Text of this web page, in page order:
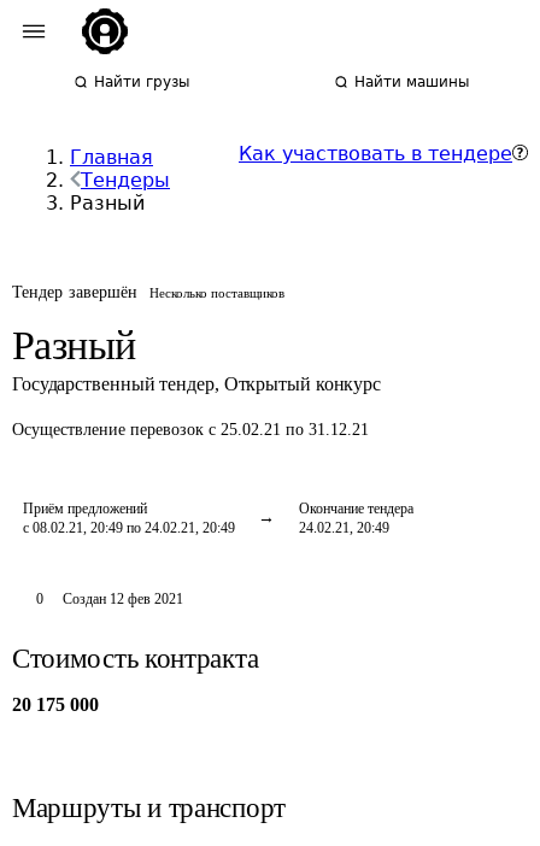
Найти грузы Найти машины
Главная
Тендеры
Разный
Как участвовать в тендере
Тендер завершён Несколько поставщиков
Разный
Государственный тендер, Открытый конкурс
Осуществление перевозок с 25.02.21 по 31.12.21
Приём предложений
с 08.02.21, 20:49 по 24.02.21, 20:49
Окончание тендера
24.02.21, 20:49
0 Создан 12 фев 2021
Стоимость контракта
20 175 000
Маршруты и транспорт